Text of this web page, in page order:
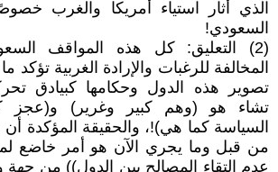
الذي أثار استياء أمريكا والغرب
السعودي!
(2) التعليق: كل هذه المواقف
المخالفة للرغبات والإرادة الغربية تؤكد
تصوير هذه الدول وحكامها كبيادق
تشاء هو (وهم كبير وغرير) و(عجز
السياسة كما هي)!، والحقيقة المؤكدة
من قبل وما يجري الآن هو أمر خاضع
عدم التقاء المصالح بين الدول)) من